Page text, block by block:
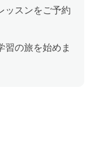
ッスンをご予約
の旅を始めま